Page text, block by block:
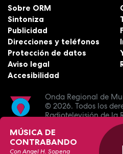
Onda Regional de
© 2026. Todos los
Radiotelevisión de la
Sobre ORM
Sintoniza
Publicidad
Direcciones y teléfonos
Protección de datos
Aviso legal
Accesibilidad
MÚSICA DE
CONTRABANDO
Con Angel H. Sopena